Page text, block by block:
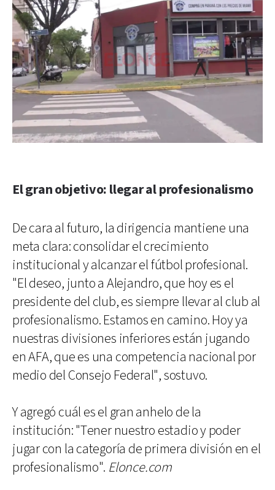
El gran objetivo: llegar al profesionalismo
De cara al futuro, la dirigencia mantiene una
meta clara: consolidar el crecimiento
institucional y alcanzar el fútbol profesional.
"El deseo, junto a Alejandro, que hoy es el
presidente del club, es siempre llevar al club al
profesionalismo. Estamos en camino. Hoy ya
nuestras divisiones inferiores están jugando
en AFA, que es una competencia nacional por
medio del Consejo Federal", sostuvo.
Y agregó cuál es el gran anhelo de la
institución: "Tener nuestro estadio y poder
jugar con la categoría de primera división en el
profesionalismo". Elonce.com